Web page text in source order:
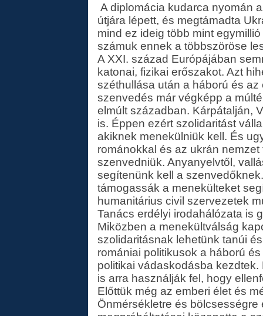
A diplomácia kudarca nyomán
útjára lépett, és megtámadta
mind ez ideig több mint
számuk ennek a többszöröse
A XXI. század Európájában
katonai, fizikai erőszakot. Azt
széthullása után a háború és
szenvedés már végképp a
elmúlt században. Kárpátalján,
is. Éppen ezért szolidaritást
akiknek menekülniük kell. És
románokkal és az ukrán
szenvedniük. Anyanyelvtől,
segítenünk kell a
támogassák a menekülteket
humanitárius civil szervezetek
Tanács erdélyi irodahálózata is
Miközben a menekültválság
szolidaritásnak lehetünk tanúi
romániai politikusok a háború
politikai vádaskodásba
is arra használják fel, hogy
Előttük még az emberi élet és
Önmérsékletre és